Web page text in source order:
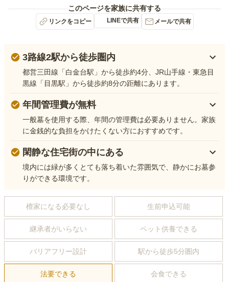
このページを家族に共有する
リンクをコピー LINEで共有 メールで共有
3路線2駅から徒歩圏内
都営三田線「白金台駅」から徒歩約4分、JR山手線・東急目
黒線「目黒駅」から徒歩約8分の距離にあります。
年間管理費が無料
一般墓を使用する際、年間の管理費は必要ありません。家族
に金銭的な負担をかけたくない方におすすめです。
閑静な住宅街の中にある
境内には緑が多くとても落ち着いた雰囲気で、静かにお墓参
りができる環境です。
檀家になる必要なし 生前申込可能
継承者がいらない ペット供養できる
バリアフリー設計 駅から徒歩5分圏内
法要できる 会食できる